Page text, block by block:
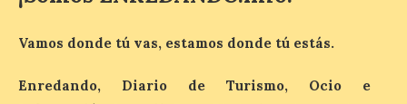
Las salas del antiguo
Cabrillanes (Babia) acogen
Vamos donde tú vas, estamos donde tú estás.
Enredando, Diario de Turismo, Ocio e